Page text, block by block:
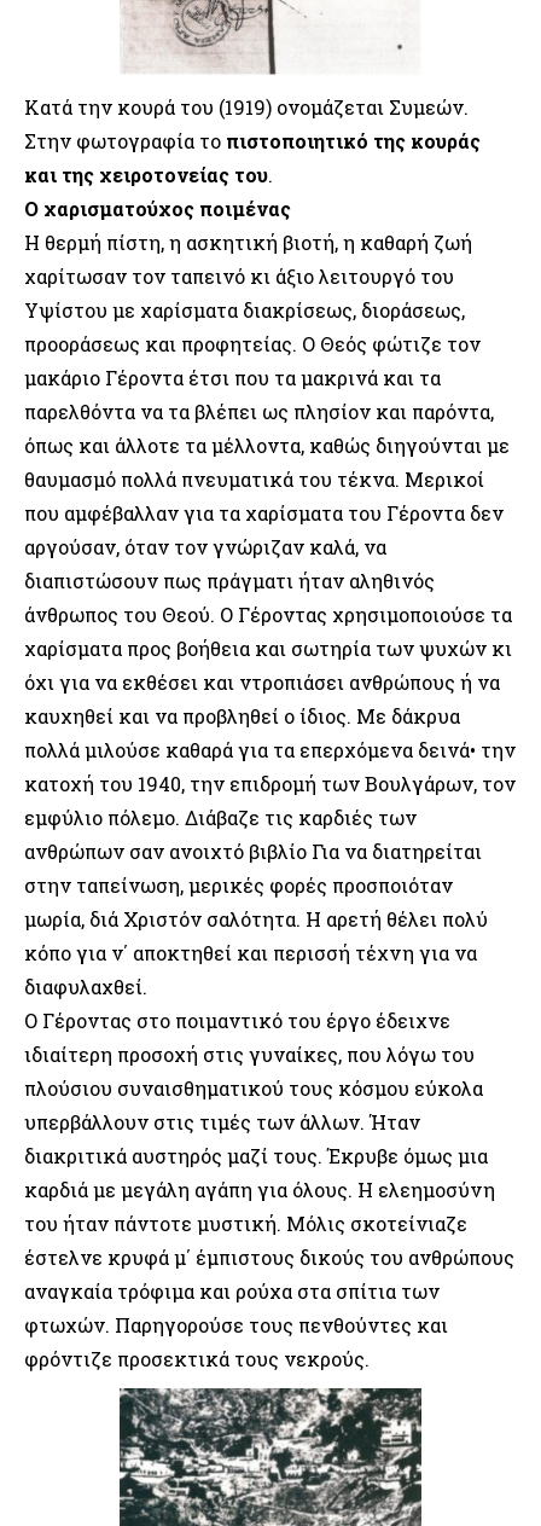
Κατά την κουρά του (1919) ονομάζεται Συμεών.
Στην φωτογραφία το πιστοποιητικό της κουράς
και της χειροτονείας του.
Ο χαρισματούχος ποιμένας
Η θερμή πίστη, η ασκητική βιοτή, η καθαρή ζωή
χαρίτωσαν τον ταπεινό κι άξιο λειτουργό του
Υψίστου με χαρίσματα διακρίσεως, διοράσεως,
προοράσεως και προφητείας. Ο Θεός φώτιζε τον
μακάριο Γέροντα έτσι που τα μακρινά και τα
παρελθόντα να τα βλέπει ως πλησίον και παρόντα,
όπως και άλλοτε τα μέλλοντα, καθώς διηγούνται με
θαυμασμό πολλά πνευματικά του τέκνα. Μερικοί
που αμφέβαλλαν για τα χαρίσματα του Γέροντα δεν
αργούσαν, όταν τον γνώριζαν καλά, να
διαπιστώσουν πως πράγματι ήταν αληθινός
άνθρωπος του Θεού. Ο Γέροντας χρησιμοποιούσε τα
χαρίσματα προς βοήθεια και σωτηρία των ψυχών κι
όχι για να εκθέσει και ντροπιάσει ανθρώπους ή να
καυχηθεί και να προβληθεί ο ίδιος. Με δάκρυα
πολλά μιλούσε καθαρά για τα επερχόμενα δεινά• την
κατοχή του 1940, την επιδρομή των Βουλγάρων, τον
εμφύλιο πόλεμο. Διάβαζε τις καρδιές των
ανθρώπων σαν ανοιχτό βιβλίο Για να διατηρείται
στην ταπείνωση, μερικές φορές προσποιόταν
μωρία, διά Χριστόν σαλότητα. Η αρετή θέλει πολύ
κόπο για ν΄ αποκτηθεί και περισσή τέχνη για να
διαφυλαχθεί.
Ο Γέροντας στο ποιμαντικό του έργο έδειχνε
ιδιαίτερη προσοχή στις γυναίκες, που λόγω του
πλούσιου συναισθηματικού τους κόσμου εύκολα
υπερβάλλουν στις τιμές των άλλων. Ήταν
διακριτικά αυστηρός μαζί τους. Έκρυβε όμως μια
καρδιά με μεγάλη αγάπη για όλους. Η ελεημοσύνη
του ήταν πάντοτε μυστική. Μόλις σκοτείνιαζε
έστελνε κρυφά μ΄ έμπιστους δικούς του ανθρώπους
αναγκαία τρόφιμα και ρούχα στα σπίτια των
φτωχών. Παρηγορούσε τους πενθούντες και
φρόντιζε προσεκτικά τους νεκρούς.